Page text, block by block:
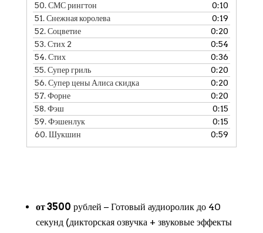
50.СМС рингтон
0:10
51.Снежная королева
0:19
52.Соцветие
0:20
53.Стих 2
0:54
54.Стих
0:36
55.Супер гриль
0:20
56.Супер цены Алиса скидка
0:20
57.Форне
0:20
58.Фэш
0:15
59.Фэшенлук
0:15
60.Шукшин 0:59
от 3500 рублей − Готовый аудиоролик до 40
секунд (дикторская озвучка + звуковые эффекты